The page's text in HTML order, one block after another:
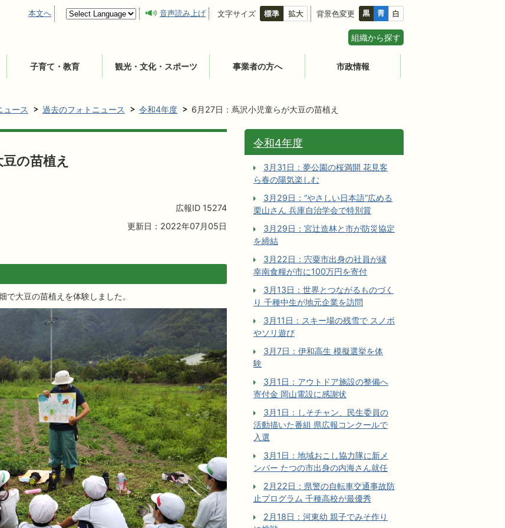
本文へ 音声読み上げ 文字サイズ 背景色変更
組織から探す
子育て・教育 観光・文化・スポーツ 事業者の方へ 市政情報
ュース 過去のフォトニュース 令和4年度 6月27日：蔦沢小児童らが大豆の苗植え
の苗植え
広報ID 15274
更新日：2022年07月05日
大豆の苗植えを体験しました。
令和4年度
3月31日：夢公園の桜満開 花見客
ら春の陽気楽しむ
3月29日：“やさしい日本語”広める
栗山さん 兵庫自治学会で特別賞
3月29日：宮辻󠄀造林と市が防災協定
を締結
3月22日：宍粟市出身の社員が縁
幸南食糧が市に100万円を寄付
3月13日：世界とつながるものづく
り 千種中生が地元企業を訪問
3月11日：スキー場の残雪で スノボ
やソリ遊び
3月7日：伊和高生 模擬選挙を体
験
3月1日：アウトドア施設の整備へ
寄付金 岡山電設に感謝状
3月1日：しそチャン、民生委員の
活動描いた番組 県広報コンクールで
入選
3月1日：地域おこし協力隊に新メ
ンバー たつの市出身の内海さん就任
2月22日：県警の自転車交通事故防
止プログラム 千種高校が最優秀
2月18日：河東幼 親子でみそ作り